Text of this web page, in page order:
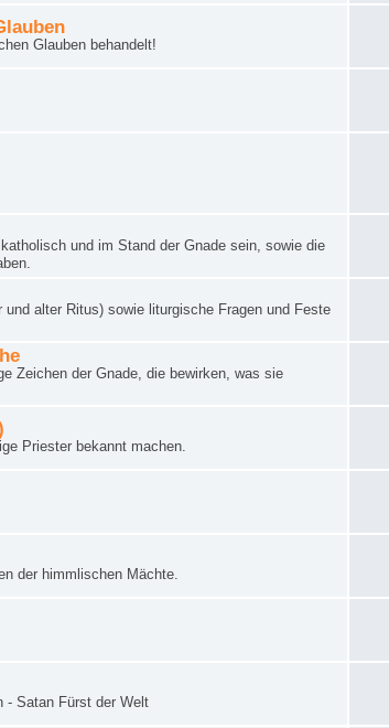
Glauben behandelt!
und im Stand der Gnade sein, sowie die
alter Ritus) sowie liturgische Fragen und Feste
Zeichen der Gnade, die bewirken, was sie
Priester bekannt machen.
der himmlischen Mächte.
- Satan Fürst der Welt